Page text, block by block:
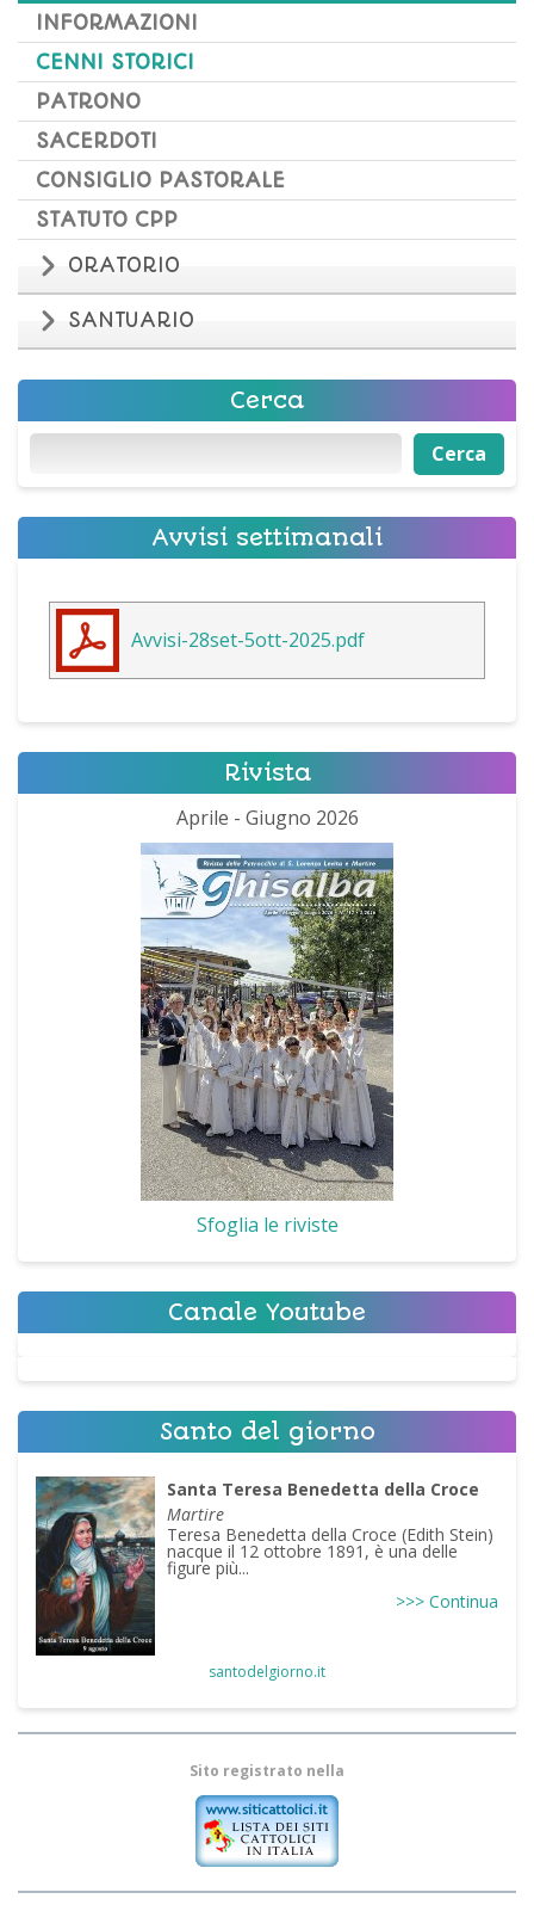
INFORMAZIONI
CENNI STORICI
PATRONO
SACERDOTI
CONSIGLIO PASTORALE
STATUTO CPP
ORATORIO
SANTUARIO
Cerca
Cerca Cerca
Avvisi settimanali
Avvisi-28set-5ott-2025.pdf
Rivista
Aprile - Giugno 2026
Sfoglia le riviste
Canale Youtube
Santo del giorno
Santa Teresa Benedetta della Croce
Martire
Teresa Benedetta della Croce (Edith Stein)
nacque il 12 ottobre 1891, è una delle
figure più...
>>> Continua
santodelgiorno.it
Sito registrato nella